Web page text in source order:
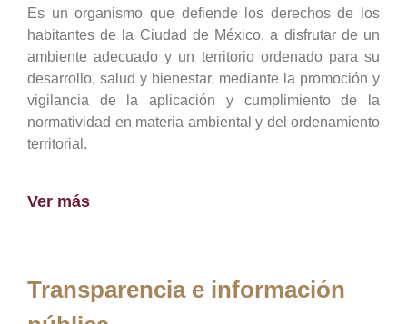
Es un organismo que defiende los derechos de los
habitantes de la Ciudad de México, a disfrutar de un
ambiente adecuado y un territorio ordenado para su
desarrollo, salud y bienestar, mediante la promoción y
vigilancia de la aplicación y cumplimiento de la
normatividad en materia ambiental y del ordenamiento
territorial.
Ver más
Transparencia e información